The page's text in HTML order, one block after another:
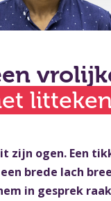
zijn ogen. Een
brede lach
in gesprek